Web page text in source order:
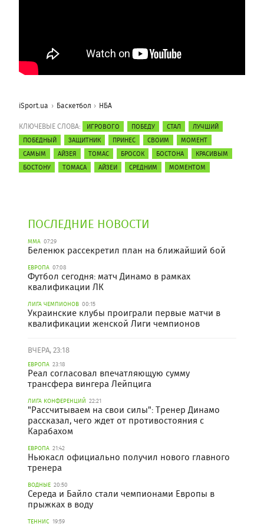
iSport.ua Баскетбол НБА
КЛЮЧЕВЫЕ СЛОВА: ИГРОВОГО ПОБЕДУ СТАЛ
ЛУЧШИЙ
ПОБЕДНЫЙ
ЗАЩИТНИК ПРИНЕС СВОИМ
МОМЕНТ
САМЫМ
АЙЗЕЯ ТОМАС БРОСОК БОСТОНА
КРАСИВЫМ
БОСТОНУ
ТОМАСА АЙЗЕИ СРЕДНИМ МОМЕНТОМ
ПОСЛЕДНИЕ НОВОСТИ
ММА 07:29
Беленюк рассекретил план на ближайший бой
ЕВРОПА 07:08
Футбол сегодня: матч Динамо в рамках
квалификации ЛК
ЛИГА ЧЕМПИОНОВ 00:15
Украинские клубы проиграли первые матчи в
квалификации женской Лиги чемпионов
ВЧЕРА, 23:18
ЕВРОПА 23:18
Реал согласовал впечатляющую сумму
трансфера вингера Лейпцига
ЛИГА КОНФЕРЕНЦИЙ 22:21
"Рассчитываем на свои силы": Тренер Динамо
рассказал, чего ждет от противостояния с
Карабахом
ЕВРОПА 21:42
Ньюкасл официально получил нового главного
тренера
ВОДНЫЕ 20:50
Середа и Байло стали чемпионами Европы в
прыжках в воду
ТЕННИС 19:59